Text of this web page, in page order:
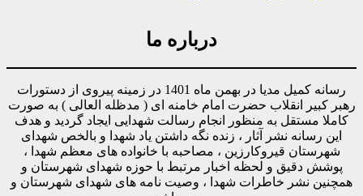
درباره ما
رسانه کمیل مدیا در بهمن ماه 1401 در زمینه پیروی از دستورات
رهبر کبیر انقلاب حضرت امام خامنه ای ( مدظله العالی ) به صورت
کاملا مستقل به منظور انجام رسالت شهدایی ایجاد گردید و هدف
این رسانه نشر آثار ، زنده نگه داشتن یاد شهدا و بالخص شهدای
شهرستان قیروکارزین ، مصاحبه با خانواده های معظم شهدا ،
پوشش دقیق و لحظه اخبار مرتبط با حوزه شهدای شهرستان و
همچنین نشر خاطرات شهدا ، وصیت نامه های شهدای شهرستان و